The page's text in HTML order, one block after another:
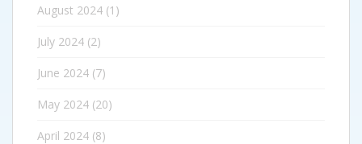
August 2024 (1)
July 2024 (2)
June 2024 (7)
May 2024 (20)
April 2024 (8)